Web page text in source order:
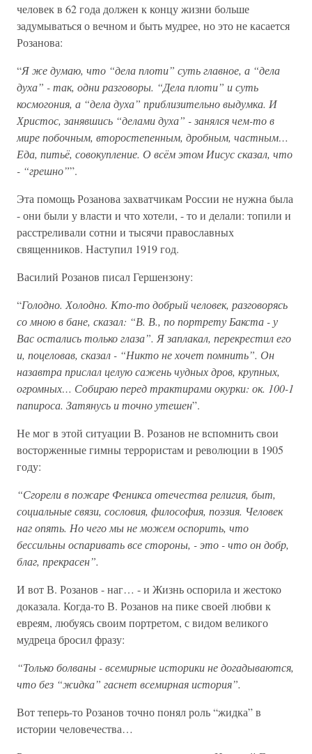
человек в 62 года должен к концу жизни больше
задумываться о вечном и быть мудрее, но это не касается
Розанова:
“Я же думаю, что “дела плоти” суть главное, а “дела
духа” - так, одни разговоры. “Дела плоти” и суть
космогония, а “дела духа” приблизительно выдумка. И
Христос, занявшись “делами духа” - занялся чем-то в
мире побочным, второстепенным, дробным, частным…
Еда, питьё, совокупление. О всём этом Иисус сказал, что
- “грешно””.
Эта помощь Розанова захватчикам России не нужна была
- они были у власти и что хотели, - то и делали: топили и
расстреливали сотни и тысячи православных
священников. Наступил 1919 год.
Василий Розанов писал Гершензону:
“Голодно. Холодно. Кто-то добрый человек, разговорясь
со мною в бане, сказал: “В. В., по портрету Бакста - у
Вас остались только глаза”. Я заплакал, перекрестил его
и, поцеловав, сказал - “Никто не хочет помнить”. Он
назавтра прислал целую сажень чудных дров, крупных,
огромных… Собираю перед трактирами окурки: ок. 100-1
папироса. Затянусь и точно утешен”.
Не мог в этой ситуации В. Розанов не вспомнить свои
восторженные гимны террористам и революции в 1905
году:
“Сгорели в пожаре Феникса отечества религия, быт,
социальные связи, сословия, философия, поэзия. Человек
наг опять. Но чего мы не можем оспорить, что
бессильны оспаривать все стороны, - это - что он добр,
благ, прекрасен”.
И вот В. Розанов - наг… - и Жизнь оспорила и жестоко
доказала. Когда-то В. Розанов на пике своей любви к
евреям, любуясь своим портретом, с видом великого
мудреца бросил фразу:
“Только болваны - всемирные историки не догадываются,
что без “жидка” гаснет всемирная история”.
Вот теперь-то Розанов точно понял роль “жидка” в
истории человечества…